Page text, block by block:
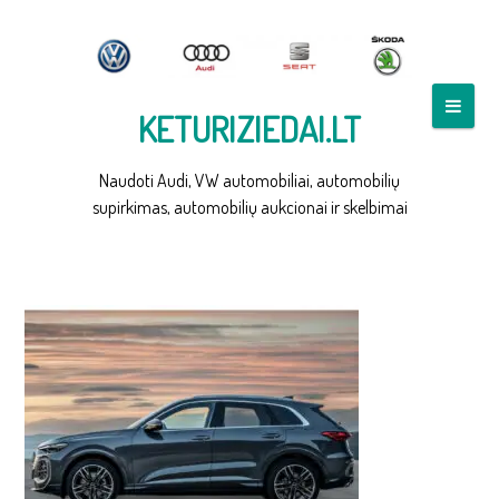
KETURIZIEDAI.LT
Naudoti Audi, VW automobiliai, automobilių
supirkimas, automobilių aukcionai ir skelbimai
2025-AUDI-Q5-4-1